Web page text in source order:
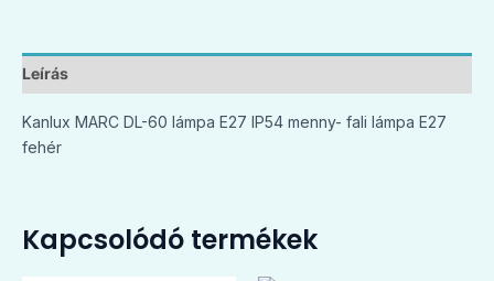
Leírás
Kanlux MARC DL-60 lámpa E27 IP54 menny- fali lámpa E27
fehér
Kapcsolódó termékek